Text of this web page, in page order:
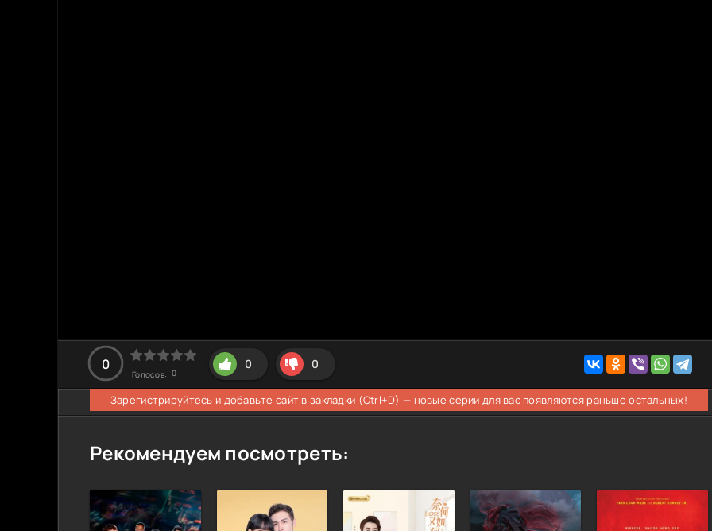
0
Голосов: 0
0 0
Зарегистрируйтесь и добавьте сайт в закладки (Ctrl+D) — новые серии для вас появляются раньше остальных!
Рекомендуем посмотреть: